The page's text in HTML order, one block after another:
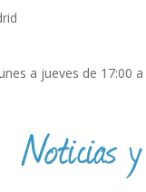
a jueves de 17:00